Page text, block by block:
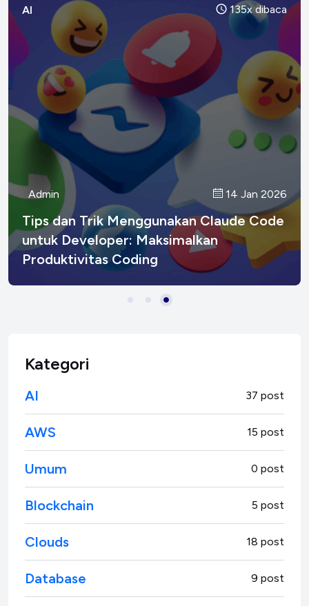
Admin 17 Jan 2026
CI/CD: Continuous Integration dan
Continuous Deployment untuk
Developer Modern
Admin 15 Jan 2026
Menguasai Shortcuts Claude Code di
Terminal
AI 135x dibaca
Admin 14 Jan 2026
Tips dan Trik Menggunakan Claude Code
untuk Developer: Maksimalkan
Produktivitas Coding
Kategori
AI 37 post
AWS 15 post
Umum 0 post
Blockchain 5 post
Clouds 18 post
Database 9 post